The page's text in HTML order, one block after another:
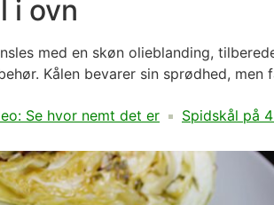
i ovn
med en skøn olieblanding,
. Kålen bevarer sin sprødhed,
Se hvor nemt det er Spidskål på